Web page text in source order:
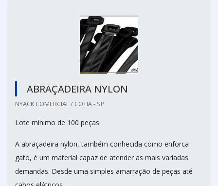
ABRAÇADEIRA NYLON
NYACK COMERCIAL / COTIA - SP
Lote mínimo de 100 peças
A abraçadeira nylon, também conhecida como enforca
gato, é um material capaz de atender as mais variadas
demandas. Desde uma simples amarração de peças até